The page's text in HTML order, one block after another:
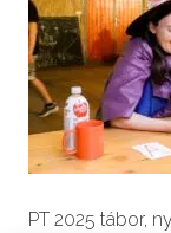
PT 2025 tábor,